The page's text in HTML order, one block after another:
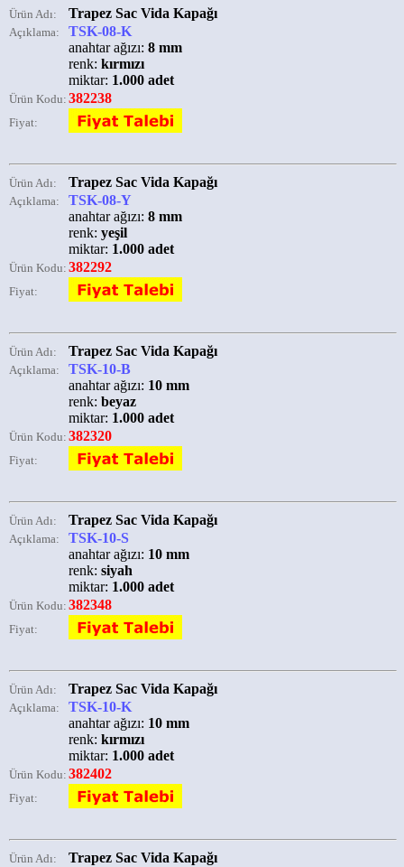
Ürün Adı: Trapez Sac Vida Kapağı
Açıklama:
TSK-08-K
anahtar ağızı: 8 mm
renk: kırmızı
miktar: 1.000 adet
Ürün Kodu: 382238
Fiyat:
Ürün Adı: Trapez Sac Vida Kapağı
Açıklama:
TSK-08-Y
anahtar ağızı: 8 mm
renk: yeşil
miktar: 1.000 adet
Ürün Kodu: 382292
Fiyat:
Ürün Adı: Trapez Sac Vida Kapağı
Açıklama:
TSK-10-B
anahtar ağızı: 10 mm
renk: beyaz
miktar: 1.000 adet
Ürün Kodu: 382320
Fiyat:
Ürün Adı: Trapez Sac Vida Kapağı
Açıklama:
TSK-10-S
anahtar ağızı: 10 mm
renk: siyah
miktar: 1.000 adet
Ürün Kodu: 382348
Fiyat:
Ürün Adı: Trapez Sac Vida Kapağı
Açıklama:
TSK-10-K
anahtar ağızı: 10 mm
renk: kırmızı
miktar: 1.000 adet
Ürün Kodu: 382402
Fiyat:
Ürün Adı: Trapez Sac Vida Kapağı